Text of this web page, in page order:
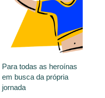
Para todas as heroínas
em busca da própria
jornada